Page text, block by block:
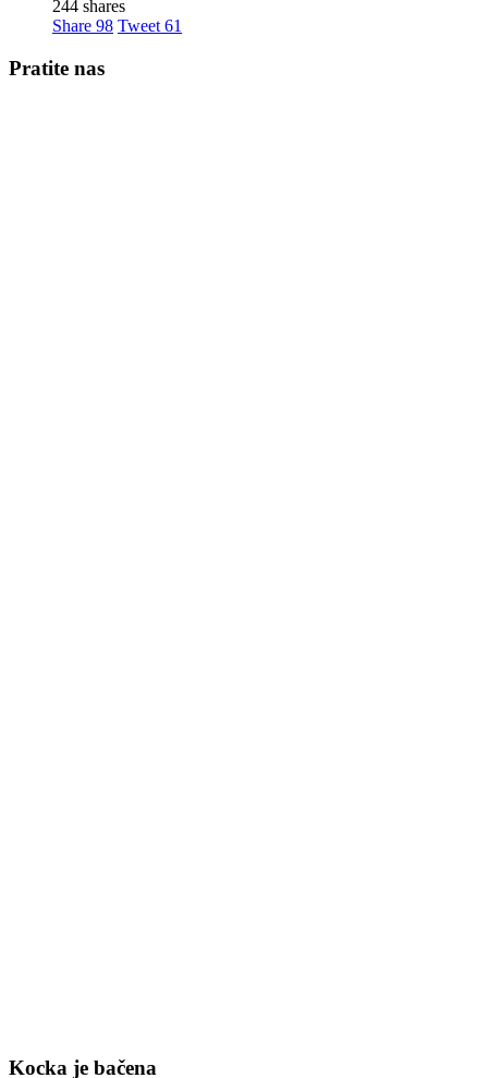
244 shares
Share 98 Tweet 61
Pratite nas
Kocka je bačena